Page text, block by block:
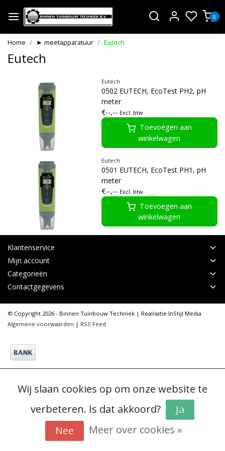
0
Home ► meetapparatuur Eutech
Eutech
Eutech
0502 EUTECH, EcoTest PH2, pH
meter
€--,-- Excl. btw
Toevoegen aan
winkelwagen
Eutech
0501 EUTECH, EcoTest PH1, pH
meter
€--,-- Excl. btw
Toevoegen aan
winkelwagen
Klantenservice
Mijn account
Categorieën
Contactgegevens
© Copyright 2026 - Binnen Tuinbouw Techniek | Realisatie InStijl Media
Algemene voorwaarden | RSS Feed
Wij slaan cookies op om onze website te
verbeteren. Is dat akkoord?
Ja
Nee
Meer over cookies »